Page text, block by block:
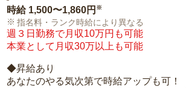
時給 1,500〜1,860円 ※
指名料・ランク時給により異なる
週３日勤務で月収10万円も可能
本業として月収30万以上も可能
◆昇給あり
あなたのやる気次第で時給アップも可！